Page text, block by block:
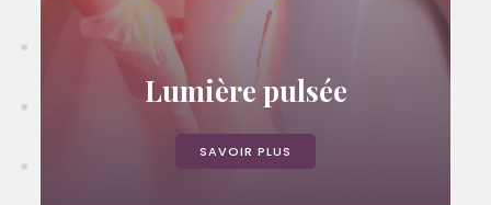
Lumière pulsée
SAVOIR PLUS